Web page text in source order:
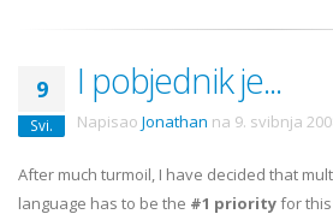
9
Svi.
I pobjednik je...
Napisao Jonathan na 9. svibnja
After much turmoil, I have decided that
language has to be the #1 priorityfor